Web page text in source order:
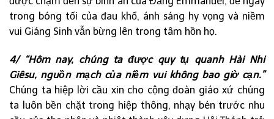
trong bóng tối của đau khổ, ánh sáng hy vọng và niềm
vui Giáng Sinh vẫn bừng lên trong tâm hồn họ.
4/ “Hôm nay, chúng ta được quy tụ quanh Hài Nhi
Giêsu, nguồn mạch của niềm vui không bao giờ cạn.”
Chúng ta hiệp lời cầu xin cho cộng đoàn giáo xứ chúng
ta luôn bền chặt trong hiệp thông, nhạy bén trước nhu